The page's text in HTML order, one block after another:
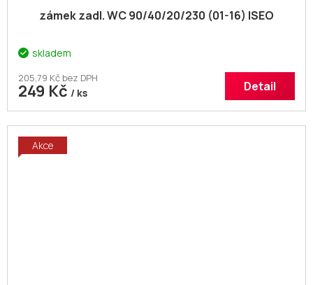
zámek zadl. WC 90/40/20/230 (01-16) ISEO
skladem
205,79 Kč bez DPH
249 Kč / ks Detail
Akce